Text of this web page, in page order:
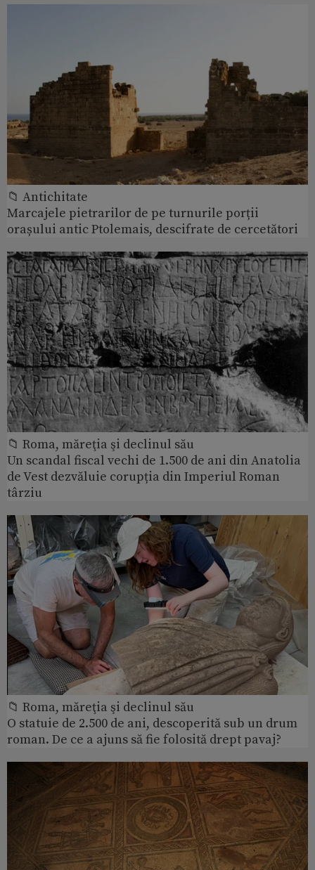
📁 Antichitate
Marcajele pietrarilor de pe turnurile porții
orașului antic Ptolemais, descifrate de cercetători
📁 Roma, măreţia şi declinul său
Un scandal fiscal vechi de 1.500 de ani din Anatolia
de Vest dezvăluie corupția din Imperiul Roman
târziu
📁 Roma, măreţia şi declinul său
O statuie de 2.500 de ani, descoperită sub un drum
roman. De ce a ajuns să fie folosită drept pavaj?